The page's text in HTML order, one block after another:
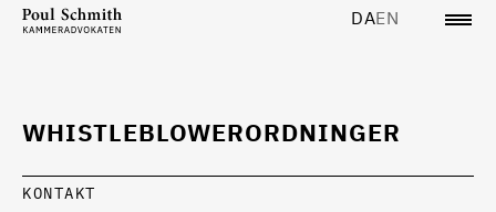
DAEN
WHISTLEBLOWERORDNINGER
KONTAKT